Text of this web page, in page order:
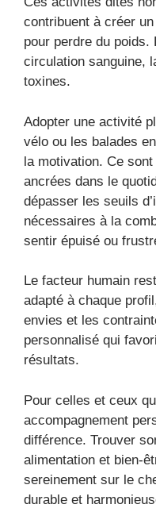
contribuent à créer
pour perdre du
circulation sanguine,
toxines.
Adopter une activité
vélo ou les balades
la motivation. Ce
ancrées dans le
dépasser les seuils
nécessaires à la
sentir épuisé ou
Le facteur humain
adapté à chaque
envies et les
personnalisé qui
résultats.
Pour celles et ceux
accompagnement
différence. Trouver
alimentation et bien-
sereinement sur le
durable et